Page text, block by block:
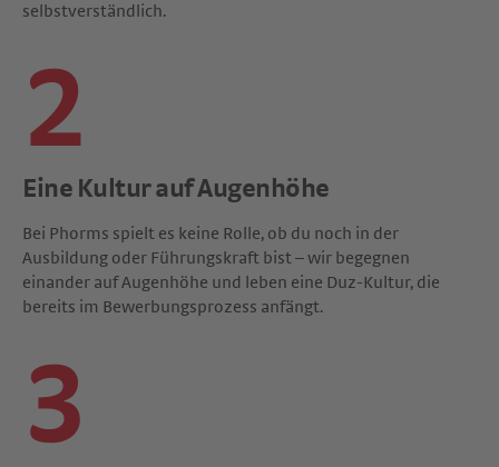
selbstverständlich.
2
Eine Kultur auf Augenhöhe
Bei Phorms spielt es keine Rolle, ob du noch in der
Ausbildung oder Führungskraft bist – wir begegnen
einander auf Augenhöhe und leben eine Duz-Kultur, die
bereits im Bewerbungsprozess anfängt.
3